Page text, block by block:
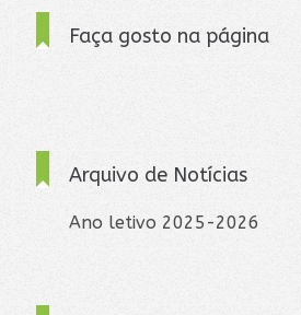
Faça gosto na página
Arquivo de Notícias
Ano letivo 2025-2026